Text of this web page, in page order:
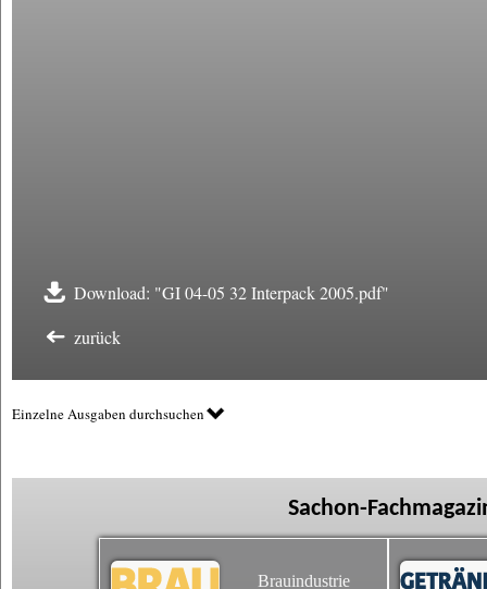
Download: "GI 04-05 32 Interpack 2005.pdf"
zurück
Einzelne Ausgaben durchsuchen
Sachon-
Brauindustrie